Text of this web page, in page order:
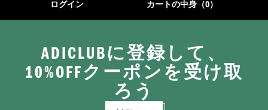
ログイン カートの中身（0）
ADICLUBに登録して、
10%OFFクーポンを受け取
ろう